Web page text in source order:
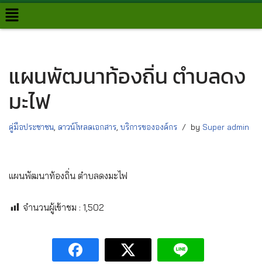
Skip
แผนพัฒนาท้องถิ่น ตำบลดง
มะไฟ
คู่มือประชาชน ดาวน์โหลดเอกสาร บริการขององค์กร by Super admin
แผนพัฒนาท้องถิ่น ตำบลดงมะไฟ
จำนวนผู้เข้าชม : 1,502